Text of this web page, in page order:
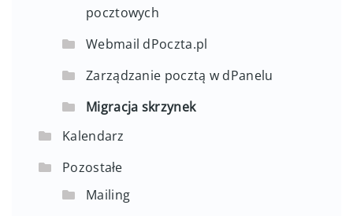
pocztowych
Webmail dPoczta.pl
Zarządzanie pocztą w dPanelu
Migracja skrzynek
Kalendarz
Pozostałe
Mailing